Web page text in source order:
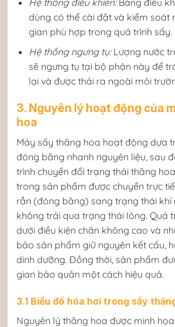
dùng có thể cài đặt và kiểm soát
gian phù hợp trong quá trình sấy.
Hệ thống ngưng tụ: Lượng nước
sẽ ngưng tụ tại bộ phận này để
lại và được thải ra ngoài môi
3. Nguyên lý hoạt động của
hoa
Máy sấy thăng hoa hoạt động dựa
đóng băng nhanh nguyên liệu, sau
trình chuyển đổi trạng thái thăng
trong sản phẩm được chuyển trực
rắn (đóng băng) sang trạng thái khí
không trải qua trạng thái lỏng. Quá
dưới điều kiện chân không cao và
bảo sản phẩm giữ nguyên kết cấu,
dinh dưỡng. Đồng thời, sản phẩm
gian bảo quản một cách hiệu quả.
3.1 Biểu đồ hóa hơi trong sấy
Nguyên lý thăng hoa được minh